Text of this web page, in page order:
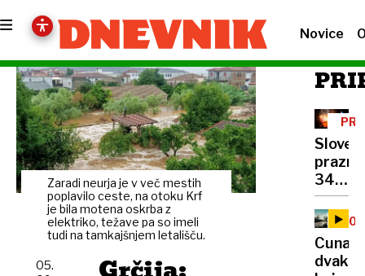
Novice
Zaradi neurja je v več mestih
poplavilo ceste, na otoku Krf
je bila motena oskrba z
elektriko, težave pa so imeli
tudi na tamkajšnjem letališču.
05.
34.
20.